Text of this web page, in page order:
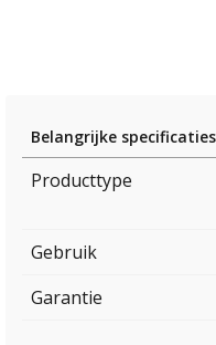
Belangrijke specificaties
Producttype
Gebruik
Garantie